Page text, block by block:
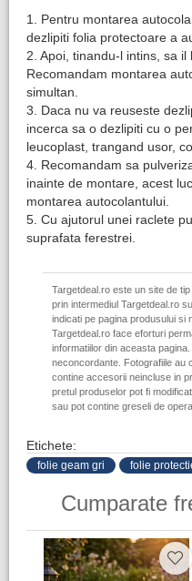
1. Pentru montarea
dezlipiti folia protectoare a
2. Apoi, tinandu-l intins, sa il
Recomandam montarea
simultan.
3. Daca nu va reuseste
incerca sa o dezlipiti cu o
leucoplast, trangand usor,
4. Recomandam sa
inainte de montare, acest
montarea autocolantului.
5. Cu ajutorul unei raclete
suprafata ferestrei.
Targetdeal.ro este un site de
prin intermediul Targetdeal.ro
indicati pe pagina produsului si
Targetdeal.ro face eforturi
informatiilor din aceasta
neconcordante. Fotografiile au
contine accesorii neincluse in
pretul produselor pot fi
sau pot contine greseli de
Etichete:
folie geam gri folie
Cumparate